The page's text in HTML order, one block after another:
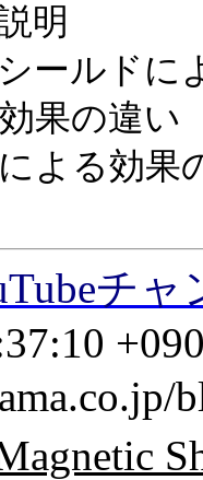
明
ールドに
果の違い
よる効果
チャ